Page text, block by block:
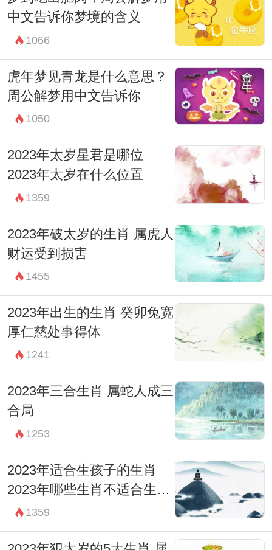
中文告诉你梦境的含义
1066
虎年梦见青龙是什么意思？
周公解梦用中文告诉你
1050
2023年太岁星君是哪位
2023年太岁在什么位置
1359
2023年破太岁的生肖 属虎人
财运受到损害
1455
2023年出生的生肖 癸卯兔宽
厚仁慈处事得体
1241
2023年三合生肖 属蛇人成三
合局
1253
2023年适合生孩子的生肖
2023年哪些生肖不适合生孩
子 1359